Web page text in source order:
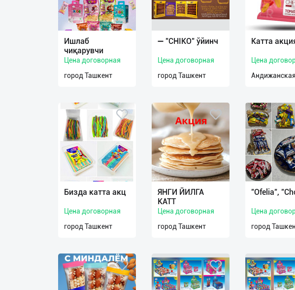
Ишлаб
чиқарувчи
Цена договорная
город Ташкент
➖ "CHIKO" ўйинч
Цена договорная
город Ташкент
Катта
Цена
Андижанская
Бизда катта акц
Цена договорная
город Ташкент
ЯНГИ ЙИЛГА
КАТТ
Цена договорная
город Ташкент
"Ofelia",
Цена
город